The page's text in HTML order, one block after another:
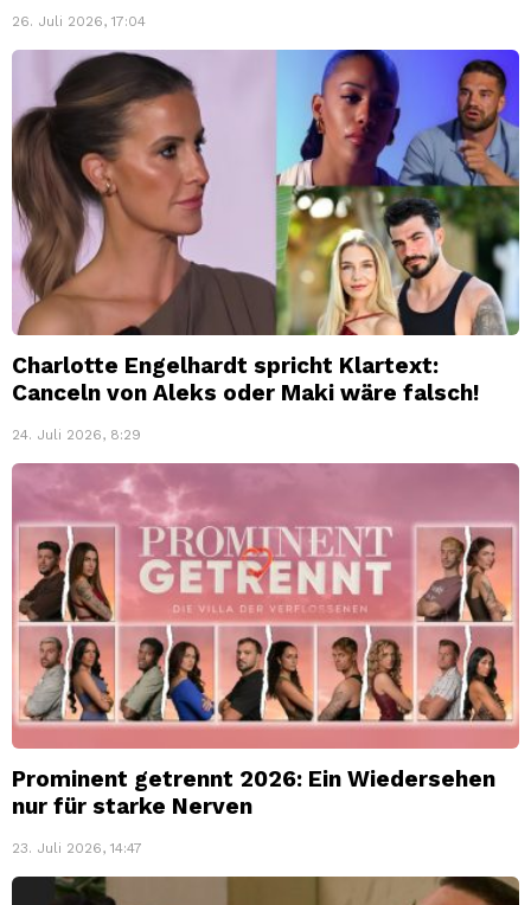
26. Juli 2026, 17:04
Charlotte Engelhardt spricht Klartext:
Canceln von Aleks oder Maki wäre falsch!
24. Juli 2026, 8:29
Prominent getrennt 2026: Ein Wiedersehen
nur für starke Nerven
23. Juli 2026, 14:47